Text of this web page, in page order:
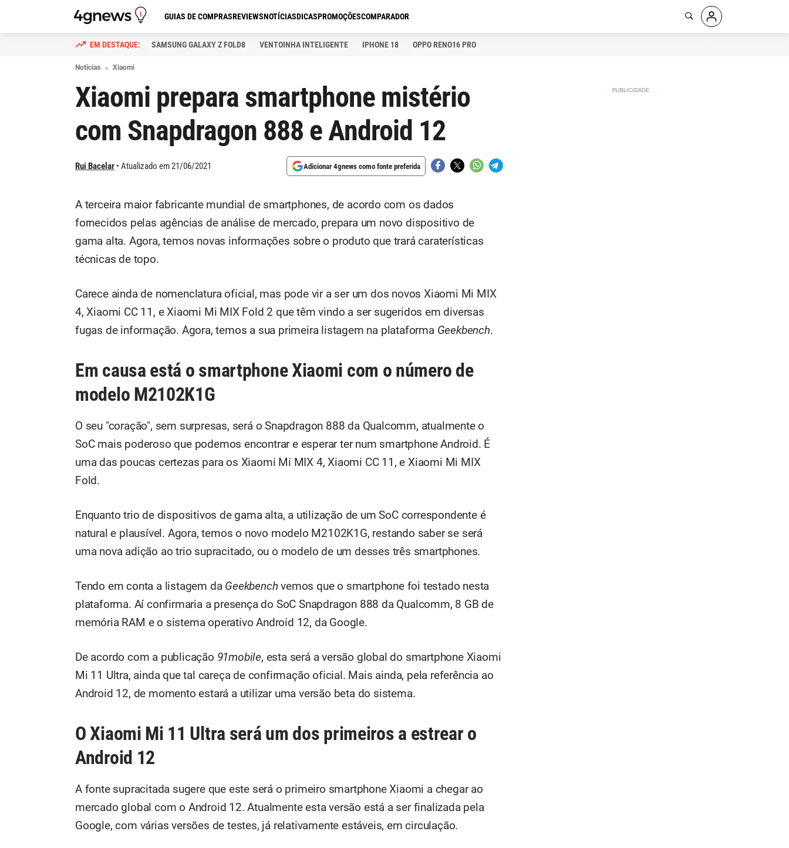
GUIAS DE COMPRASREVIEWSNOTÍCIASDICASPROMOÇÕESCOMPARADOR
SAMSUNG GALAXY Z FOLD8 VENTOINHA INTELIGENTE IPHONE 18 OPPO RENO16 PRO
Notícias Xiaomi
Xiaomi prepara smartphone mistério
com Snapdragon 888 e Android 12
Rui Bacelar Atualizado em 21/06/2021 Adicionar 4gnews como fonte preferida
A terceira maior fabricante mundial de smartphones, de acordo com os dados
fornecidos pelas agências de análise de mercado, prepara um novo dispositivo de
gama alta. Agora, temos novas informações sobre o produto que trará caraterísticas
técnicas de topo.
Carece ainda de nomenclatura oficial, mas pode vir a ser um dos novos Xiaomi Mi MIX
4, Xiaomi CC 11, e Xiaomi Mi MIX Fold 2 que têm vindo a ser sugeridos em diversas
fugas de informação. Agora, temos a sua primeira listagem na plataforma Geekbench.
Em causa está o smartphone Xiaomi com o número de
modelo M2102K1G
O seu "coração", sem surpresas, será o Snapdragon 888 da Qualcomm, atualmente o
SoC mais poderoso que podemos encontrar e esperar ter num smartphone Android. É
uma das poucas certezas para os Xiaomi Mi MIX 4, Xiaomi CC 11, e Xiaomi Mi MIX
Fold.
Enquanto trio de dispositivos de gama alta, a utilização de um SoC correspondente é
natural e plausível. Agora, temos o novo modelo M2102K1G, restando saber se será
uma nova adição ao trio supracitado, ou o modelo de um desses três smartphones.
Tendo em conta a listagem da Geekbenchvemos que o smartphone foi testado nesta
plataforma. Aí confirmaria a presença do SoC Snapdragon 888 da Qualcomm, 8 GB de
memória RAM e o sistema operativo Android 12, da Google.
De acordo com a publicação 91mobile, esta será a versão global do smartphone Xiaomi
Mi 11 Ultra, ainda que tal careça de confirmação oficial. Mais ainda, pela referência ao
Android 12, de momento estará a utilizar uma versão beta do sistema.
O Xiaomi Mi 11 Ultra será um dos primeiros a estrear o
Android 12
A fonte supracitada sugere que este será o primeiro smartphone Xiaomi a chegar ao
mercado global com o Android 12. Atualmente esta versão está a ser finalizada pela
Google, com várias versões de testes, já relativamente estáveis, em circulação.